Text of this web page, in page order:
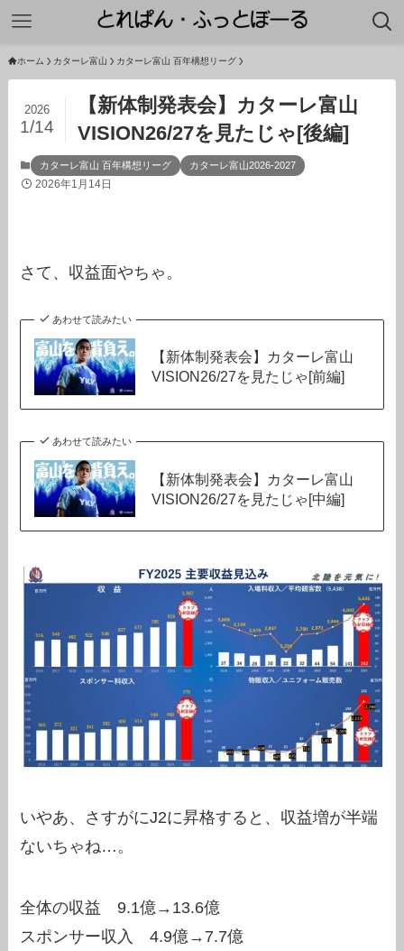
ホーム カターレ富山 カターレ富山 百年構想リーグ
【新体制発表会】カターレ富山
VISION26/27を見たじゃ[後編]
2026
1/14
カターレ富山 百年構想リーグ カターレ富山2026-2027
2026年1月14日
さて、収益面やちゃ。
あわせて読みたい
【新体制発表会】カターレ富山
VISION26/27を見たじゃ[前編]
あわせて読みたい
【新体制発表会】カターレ富山
VISION26/27を見たじゃ[中編]
いやあ、さすがにJ2に昇格すると、収益増が半端
ないちゃね…。
全体の収益 9.1億→13.6億
スポンサー収入 4.9億→7.7億